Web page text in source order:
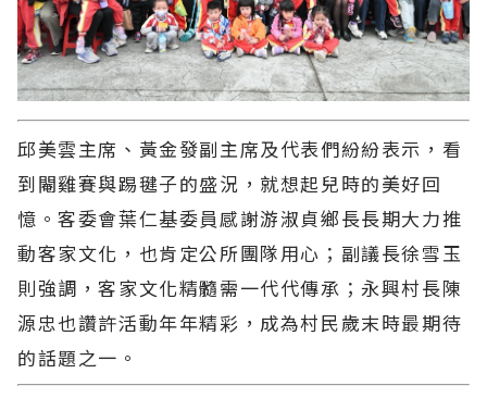
邱美雲主席、黃金發副主席及代表們紛紛表示，看
到閹雞賽與踢毽子的盛況，就想起兒時的美好回
憶。客委會葉仁基委員感謝游淑貞鄉長長期大力推
動客家文化，也肯定公所團隊用心；副議長徐雪玉
則強調，客家文化精髓需一代代傳承；永興村長陳
源忠也讚許活動年年精彩，成為村民歲末時最期待
的話題之一。